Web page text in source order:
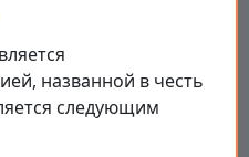
названной в честь
следующим